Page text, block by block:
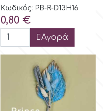
Κωδικός: PB-R-D13H16
Τιμή
0,80 €
Αγορά